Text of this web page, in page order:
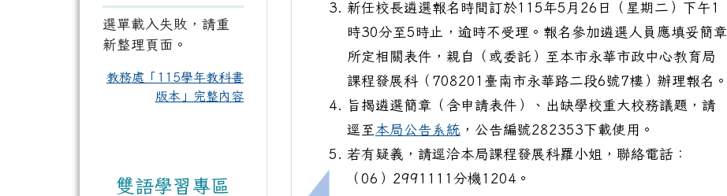
選單載入失敗，請重
新整理頁面。
教務處「115學年教科書
版本」完整內容
雙語學習專區
新任校長遴選報名時間訂於115年5月26日（星期二）下午1
時30分至5時止，逾時不受理。報名參加遴選人員應填妥簡章
所定相關表件，親自（或委託）至本市永華市政中心教育局
課程發展科（708201臺南市永華路二段6號7樓）辦理報名。
旨揭遴選簡章（含申請表件）、出缺學校重大校務議題，請
逕至 本局公告系統 ，公告編號282353下載使用。
若有疑義，請逕洽本局課程發展科羅小姐，聯絡電話：
（06）2991111分機1204。